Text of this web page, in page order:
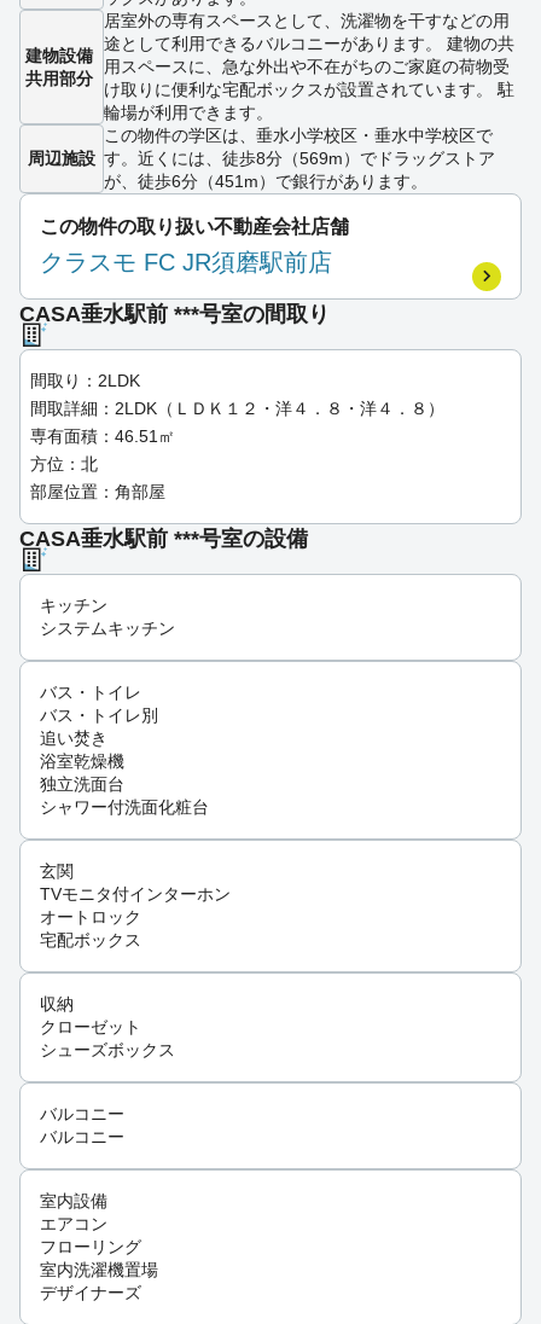
建物設備
共用部分
居室外の専有スペースとして、洗濯物を干すなどの用
途として利用できるバルコニーがあります。 建物の共
用スペースに、急な外出や不在がちのご家庭の荷物受
け取りに便利な宅配ボックスが設置されています。 駐
輪場が利用できます。
周辺施設
この物件の学区は、垂水小学校区・垂水中学校区で
す。近くには、徒歩8分（569m）でドラッグストア
が、徒歩6分（451m）で銀行があります。
この物件の取り扱い不動産会社店舗
クラスモ FC JR須磨駅前店
CASA垂水駅前 ***号室の間取り
間取り：2LDK
間取詳細：2LDK（ＬＤＫ１２・洋４．８・洋４．８）
専有面積：46.51㎡
方位：北
部屋位置：角部屋
CASA垂水駅前 ***号室の設備
キッチン
システムキッチン
バス・トイレ
バス・トイレ別
追い焚き
浴室乾燥機
独立洗面台
シャワー付洗面化粧台
玄関
TVモニタ付インターホン
オートロック
宅配ボックス
収納
クローゼット
シューズボックス
バルコニー
バルコニー
室内設備
エアコン
フローリング
室内洗濯機置場
デザイナーズ